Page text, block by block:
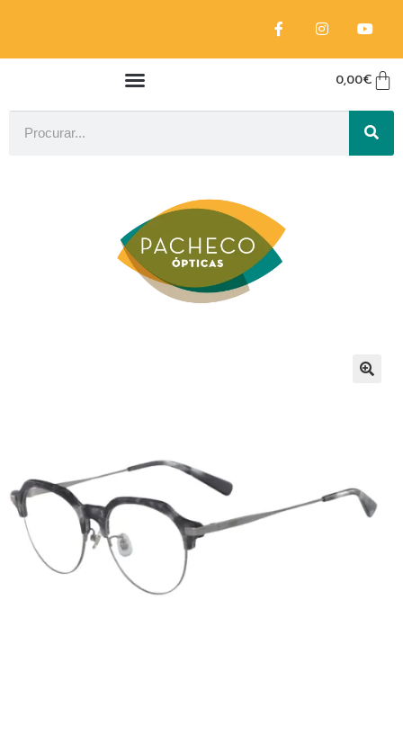
0,00€